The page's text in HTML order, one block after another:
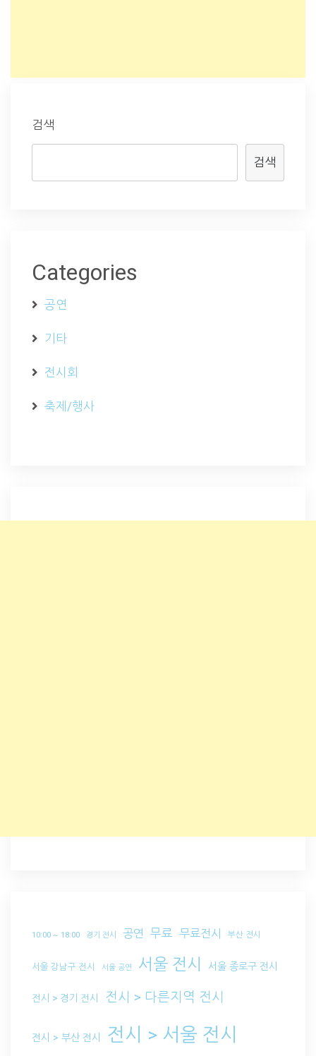
검색
검색
Categories
공연
기타
전시회
축제/행사
10:00 ~ 18:00 경기 전시 공연 무료 무료전시 부산 전시
서울 강남구 전시 서울 공연 서울 전시 서울 종로구 전시
전시 > 경기 전시 전시 > 다른지역 전시
전시 > 부산 전시 전시 > 서울 전시